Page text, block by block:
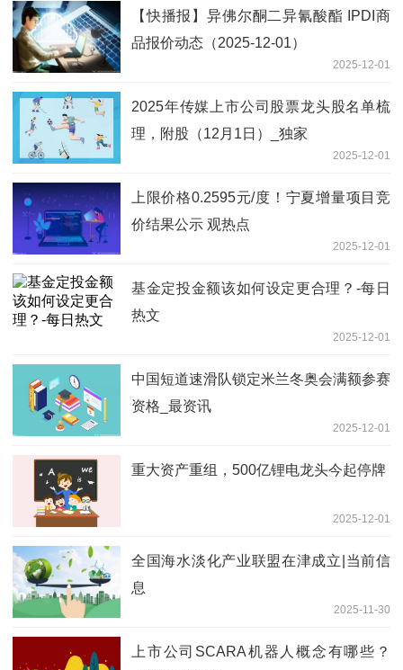
【快播报】异佛尔酮二异氰酸酯 IPDI商
品报价动态（2025-12-01）
2025-12-01
2025年传媒上市公司股票龙头股名单梳
理，附股（12月1日）_独家
2025-12-01
上限价格0.2595元/度！宁夏增量项目竞
价结果公示 观热点
2025-12-01
基金定投金额该如何设定更合理？-每日
热文
2025-12-01
中国短道速滑队锁定米兰冬奥会满额参赛
资格_最资讯
2025-12-01
重大资产重组，500亿锂电龙头今起停牌
2025-12-01
全国海水淡化产业联盟在津成立|当前信
息
2025-11-30
上市公司SCARA机器人概念有哪些？